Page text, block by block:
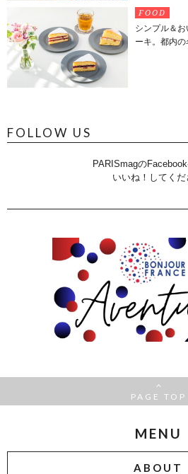
FOOD
シンプル＆
ーキ。都内
FOLLOW US
PARISmagの
いいね！してくだ
PAGE TOP
MENU
ABOUT